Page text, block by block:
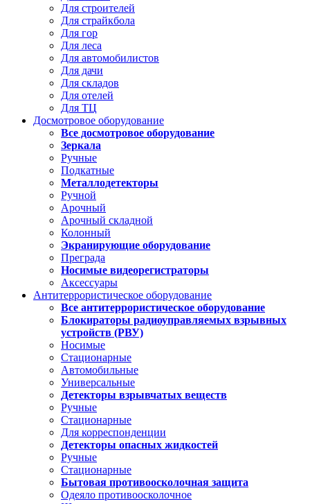
Для строителей
Для страйкбола
Для гор
Для леса
Для автомобилистов
Для дачи
Для складов
Для отелей
Для ТЦ
Досмотровое оборудование
Все досмотровое оборудование
Зеркала
Ручные
Подкатные
Металлодетекторы
Ручной
Арочный
Арочный складной
Колонный
Экранирующие оборудование
Преграда
Носимые видеорегистраторы
Аксессуары
Антитеррористическое оборудование
Все антитеррористическое оборудование
Блокираторы радиоуправляемых взрывных
устройств (РВУ)
Носимые
Стационарные
Автомобильные
Универсальные
Детекторы взрывчатых веществ
Ручные
Стационарные
Для корреспонденции
Детекторы опасных жидкостей
Ручные
Стационарные
Бытовая противоосколочная защита
Одеяло противоосколочное